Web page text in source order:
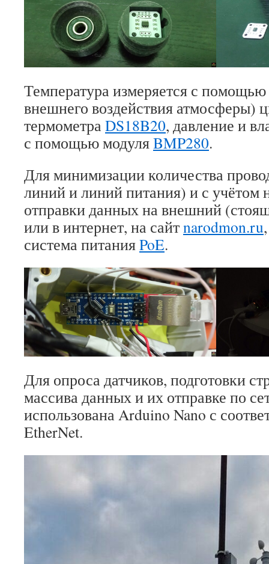
Температура измеряется с
внешнего воздействия атмосферы)
термометра DS18B20, давление и
с помощью модуляBMP280.
Для минимизации количества
линий и линий питания) и с учётом
отправки данных на внешний
или в интернет, на сайтnarodmon.ru
система питанияPoE.
Для опроса датчиков, подготовки
массива данных и их отправке по
использована Arduino Nano с
EtherNet.